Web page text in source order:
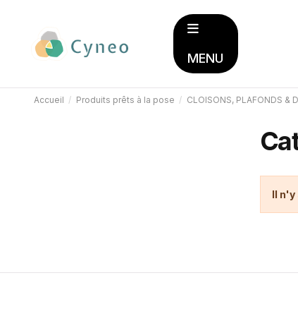
MENU
Accueil Produits prêts à la pose CLOISONS, PLAFONDS &
Il n'y